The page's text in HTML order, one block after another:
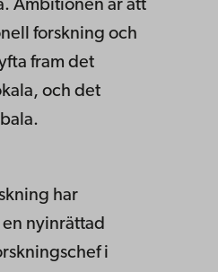
Ambitionen är att
forskning och
fram det
och det
har
nyinrättad
i